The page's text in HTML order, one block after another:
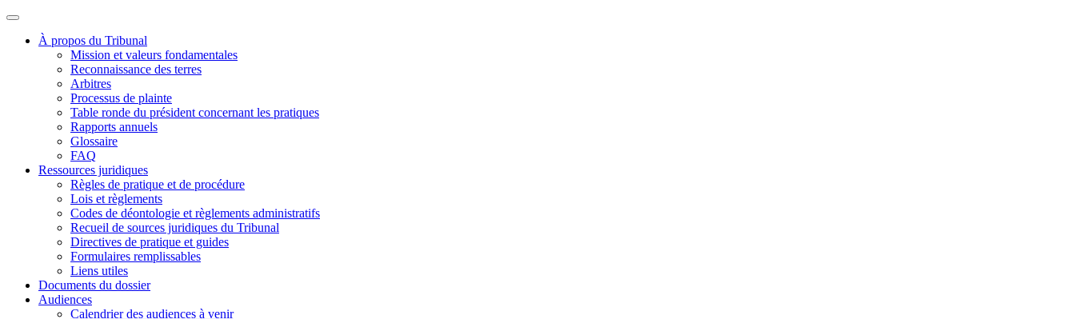
À propos du Tribunal
Mission et valeurs fondamentales
Reconnaissance des terres
Arbitres
Processus de plainte
Table ronde du président concernant les pratiques
Rapports annuels
Glossaire
FAQ
Ressources juridiques
Règles de pratique et de procédure
Lois et règlements
Codes de déontologie et règlements administratifs
Recueil de sources juridiques du Tribunal
Directives de pratique et guides
Formulaires remplissables
Liens utiles
Documents du dossier
Audiences
Calendrier des audiences à venir